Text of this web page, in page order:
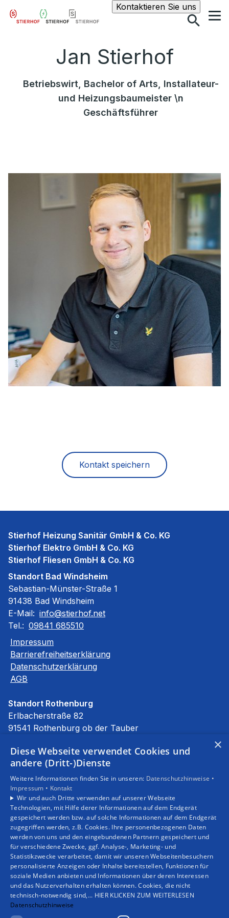
Kontaktieren Sie unsSuche
Jan Stierhof
Betriebswirt, Bachelor of Arts, Installateur-
und Heizungsbaumeister \n
Geschäftsführer
Kontakt speichern
Stierhof Heizung Sanitär GmbH & Co. KG
Stierhof Elektro GmbH & Co. KG
Stierhof Fliesen GmbH & Co. KG
Standort Bad Windsheim
Sebastian-Münster-Straße 1
91438 Bad Windsheim
E-Mail: info@stierhof.net
Tel.: 09841 685510
Impressum
Barrierefreiheitserklärung
Datenschutzerklärung
AGB
Standort Rothenburg
Erlbacherstraße 82
91541 Rothenburg ob der Tauber
Tel.: 09861 94590
Unsere Bereiche
Privatkunden
Gewerbekunden
Karriere
Unternehmen
Kontakt
×
Diese Webseite verwendet Cookies und
andere (Dritt-)Dienste
Weitere Informationen finden Sie in unseren: Datenschutzhinweise •
Impressum • Kontakt
Wir und auch Dritte verwenden auf unserer Webseite
Technologien, mit Hilfe derer Informationen auf dem Endgerät
gespeichert werden bzw. auf solche Informationen auf dem Endgerät
zugegriffen werden, z.B. Cookies. Ihre personenbezogenen Daten
werden von uns und den eingebundenen Partnern gespeichert und
für verschiedene Zwecke, ggf. Analyse-, Marketing- und
Statistikzwecke verarbeitet, damit wir unseren Webseitenbesuchern
personalisierte Anzeigen oder Inhalte bereitstellen, Funktionen für
soziale Medien anbieten und Informationen über deren Interessen
und das Nutzerverhalten erhalten können. Cookies, die nicht
technisch-notwendig sind,... HIER KLICKEN ZUM WEITERLESEN
Datenschutzhinweise